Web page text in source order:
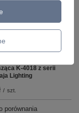
K-4018 z serii
Lighting
/ szt.
porównania